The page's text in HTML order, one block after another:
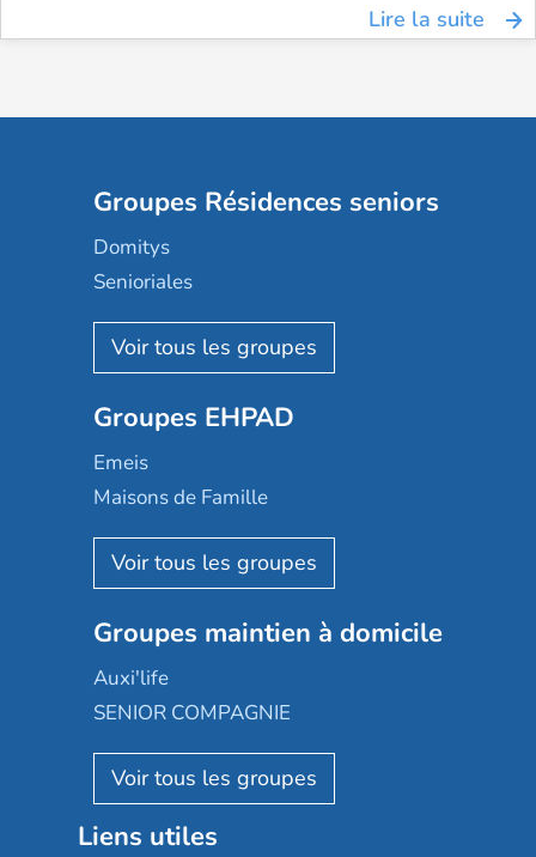
Lire la suite
Groupes Résidences seniors
Domitys
Senioriales
Nohée
Les Résidentiels
Mobicap
Domusvi
Happy Senior
Aquarelia
Nexity edenea
Les jardins d'Arcadie
Occitalia
Appartseniors
Reseda
Stella management
Les villages d'or
Groupes EHPAD
Emeis
Maisons de Famille
Korian
Emera
Groupe SOS
Le Noble Âge
Almage
Résidalya
Groupe aplus
Groupes maintien à domicile
Auxi'life
SENIOR COMPAGNIE
AGE D'OR Services
Liens utiles